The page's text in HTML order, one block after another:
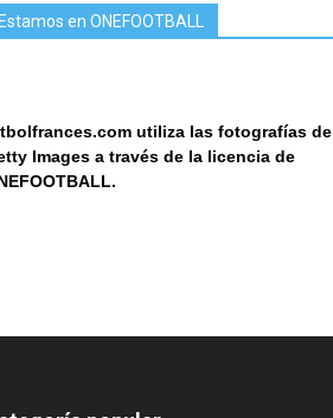
Estamos en ONEFOOTBALL
utiliza las fotografías de
Images a través de la licencia de
OOTBALL.